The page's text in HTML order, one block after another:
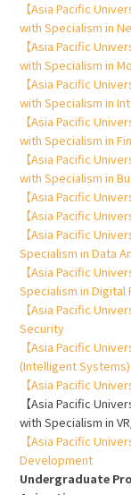
【Asia Pacific
with Specialism in
【Asia Pacific
with Specialism in
【Asia Pacific
with Specialism in
【Asia Pacific
with Specialism in
【Asia Pacific
with Specialism in
【Asia Pacific
【Asia Pacific
【Asia Pacific
Specialism in Data
【Asia Pacific
Specialism in Digital
【Asia Pacific
Security
【Asia Pacific
(Intelligent Systems)
【Asia Pacific
【Asia Pacific
with Specialism in
【Asia Pacific
Development
Undergraduate